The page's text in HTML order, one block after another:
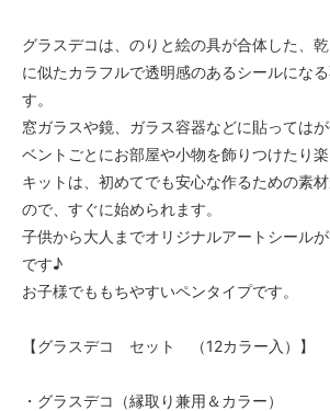
グラスデコは、のりと絵の具が合体した、
に似たカラフルで透明感のあるシールにな
す。
窓ガラスや鏡、ガラス容器などに貼っては
ベントごとにお部屋や小物を飾りつけたり楽
キットは、初めてでも安心な作るための素
ので、すぐに始められます。
子供から大人までオリジナルアートシール
です♪
お子様でももちやすいペンタイプです。
【グラスデコ セット （12カラー入）】
・グラスデコ（縁取り兼用＆カラー）